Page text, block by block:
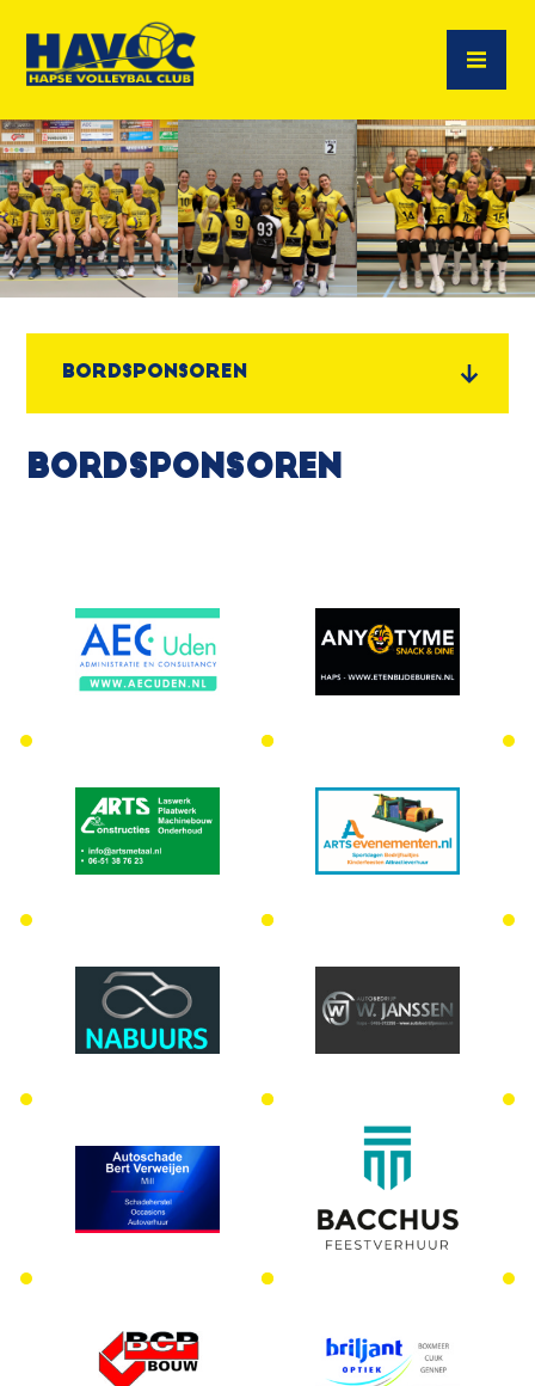
Bordsponsoren
Bordsponsoren